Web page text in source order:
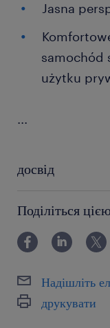
Jasna
samochód
użytku
...
досвід
Поділіться
Надішліть
друкувати